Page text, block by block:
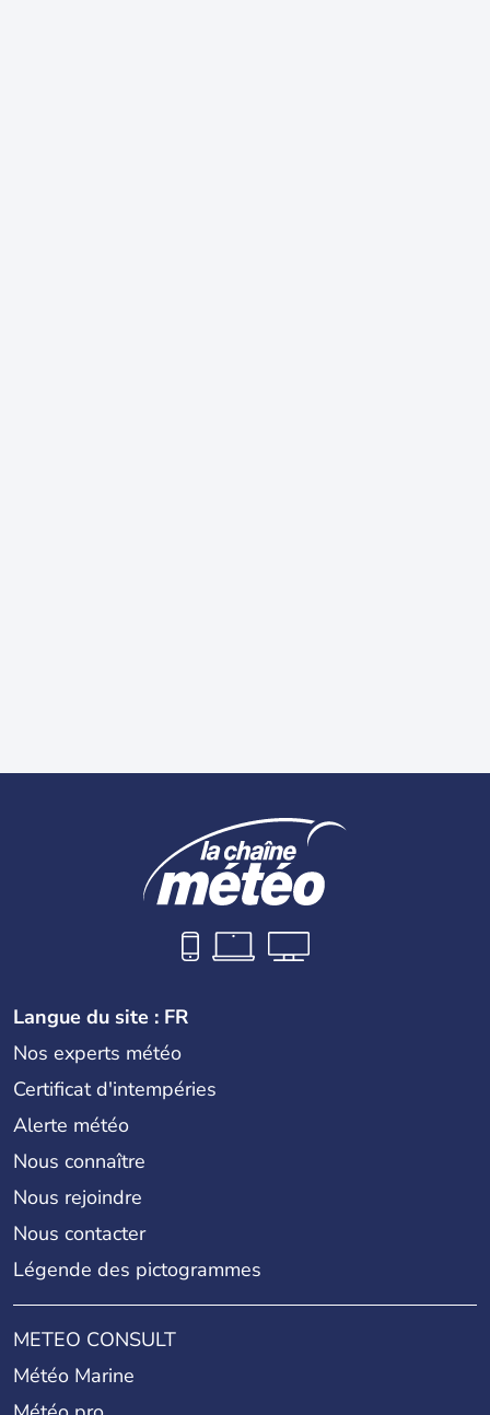
Langue du site : FR
Nos experts météo
Certificat d'intempéries
Alerte météo
Nous connaître
Nous rejoindre
Nous contacter
Légende des pictogrammes
METEO CONSULT
Météo Marine